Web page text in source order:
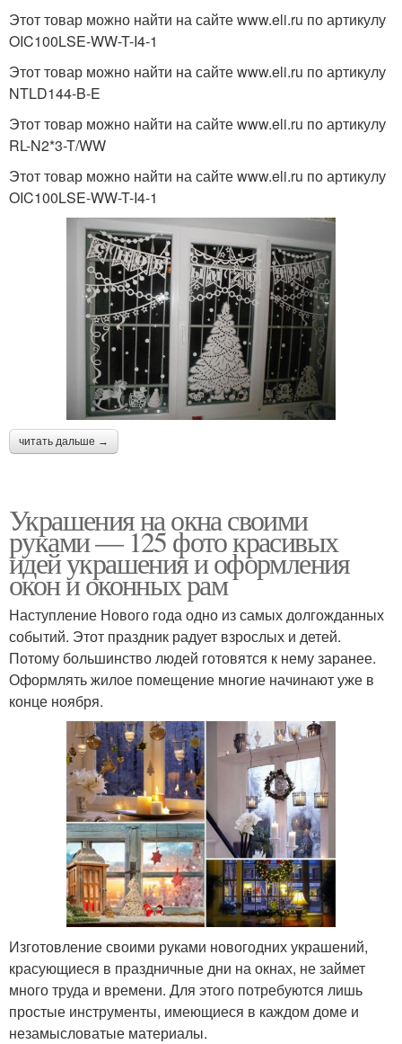
Этот товар можно найти на сайте www.eli.ru по артикулу
OIC100LSE-WW-T-I4-1
Этот товар можно найти на сайте www.eli.ru по артикулу
NTLD144-B-E
Этот товар можно найти на сайте www.eli.ru по артикулу
RL-N2*3-T/WW
Этот товар можно найти на сайте www.eli.ru по артикулу
OIC100LSE-WW-T-I4-1
читать дальше →
Украшения на окна своими
руками — 125 фото красивых
идей украшения и оформления
окон и оконных рам
Наступление Нового года одно из самых долгожданных
событий. Этот праздник радует взрослых и детей.
Потому большинство людей готовятся к нему заранее.
Оформлять жилое помещение многие начинают уже в
конце ноября.
Изготовление своими руками новогодних украшений,
красующиеся в праздничные дни на окнах, не займет
много труда и времени. Для этого потребуются лишь
простые инструменты, имеющиеся в каждом доме и
незамысловатые материалы.